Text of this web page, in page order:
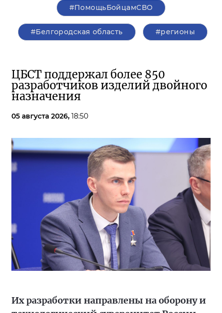
#ПомощьБойцамСВО
#Белгородская область #регионы
ЦБСТ поддержал более 850
разработчиков изделий двойного
назначения
05 августа 2026, 18:50
Их разработки направлены на оборону и